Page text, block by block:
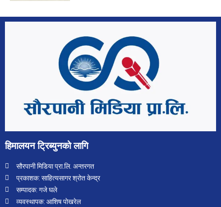
हिमालयन ट्रिब्युनको लागि
सौरपानी मिडिया प्रा.लि. अन्तरगत
प्रकाशक: साहित्यसागर श्रोत केन्द्र
सम्पादक: गजे घले
व्यवस्थापक: आशिष पोखरेल